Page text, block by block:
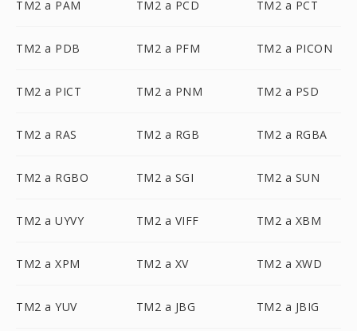
TM2 a PAM TM2 a PCD TM2 a PCT
TM2 a PDB TM2 a PFM TM2 a PICON
TM2 a PICT TM2 a PNM TM2 a PSD
TM2 a RAS TM2 a RGB TM2 a RGBA
TM2 a RGBO TM2 a SGI TM2 a SUN
TM2 a UYVY TM2 a VIFF TM2 a XBM
TM2 a XPM TM2 a XV TM2 a XWD
TM2 a YUV TM2 a JBG TM2 a JBIG